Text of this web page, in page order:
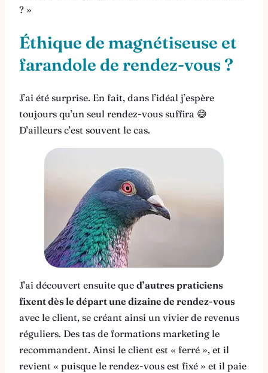
? »
Éthique de magnétiseuse et
farandole de rendez-vous ?
J’ai été surprise. En fait, dans l’idéal j’espère
toujours qu’un seul rendez-vous suffira 😅
D’ailleurs c’est souvent le cas.
J’ai découvert ensuite que d’autres praticiens
fixent dès le départ une dizaine de rendez-vous
avec le client, se créant ainsi un vivier de revenus
réguliers. Des tas de formations marketing le
recommandent. Ainsi le client est « ferré », et il
revient « puisque le rendez-vous est fixé » et il paie